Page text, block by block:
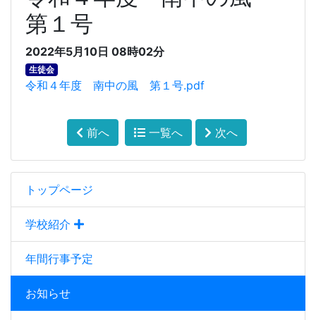
トップページ
学校紹介
年間行事予定
お知らせ
第１号
2022年5月10日 08時02分
生徒会
令和４年度 南中の風 第１号.pdf
前へ 一覧へ 次へ